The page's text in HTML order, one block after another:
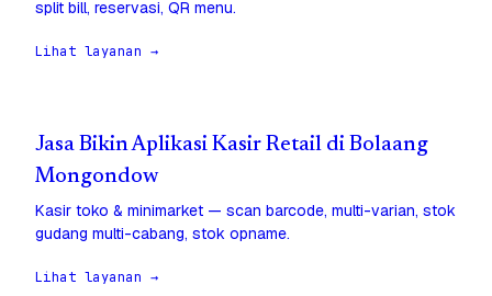
split bill, reservasi, QR menu.
Lihat layanan →
Jasa Bikin Aplikasi Kasir Retail di Bolaang
Mongondow
Kasir toko & minimarket — scan barcode, multi-varian, stok
gudang multi-cabang, stok opname.
Lihat layanan →